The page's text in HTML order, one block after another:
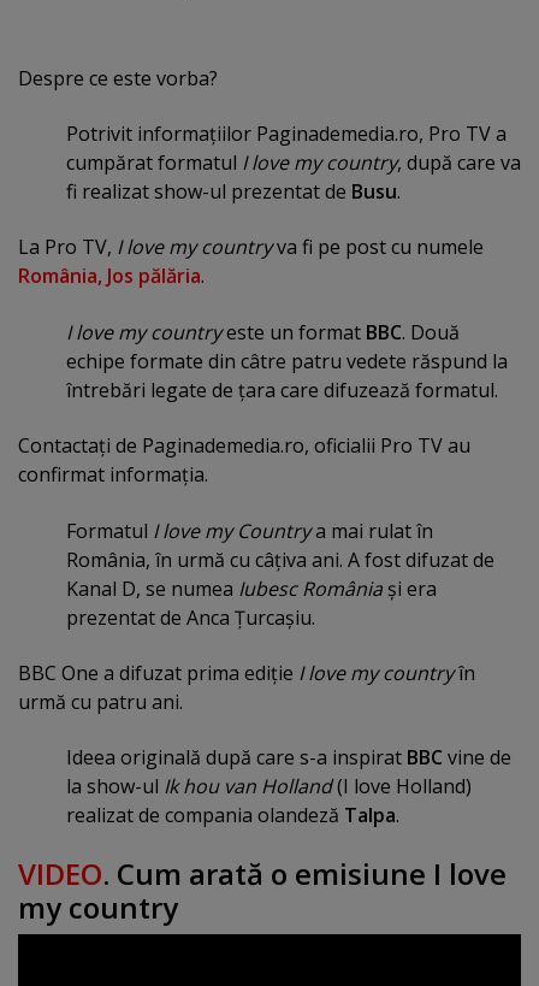
Despre ce este vorba?
Potrivit informaţiilor Paginademedia.ro, Pro TV a
cumpărat formatul I love my country, după care va
fi realizat show-ul prezentat de Busu.
La Pro TV, I love my countryva fi pe post cu numele
România, Jos pălăria.
I love my countryeste un format BBC. Două
echipe formate din câtre patru vedete răspund la
întrebări legate de ţara care difuzează formatul.
Contactaţi de Paginademedia.ro, oficialii Pro TVau
confirmat informaţia.
Formatul I love my Countrya mai rulat în
România, în urmă cu câţiva ani. A fost difuzat de
Kanal D, se numea Iubesc România şi era
prezentat de Anca Ţurcaşiu.
BBC One a difuzat prima ediţie I love my countryîn
urmă cu patru ani.
Ideea originală după care s-a inspirat BBC vine de
la show-ul Ik hou van Holland(I love Holland)
realizat de compania olandeză Talpa.
VIDEO. Cum arată o emisiune I love
my country